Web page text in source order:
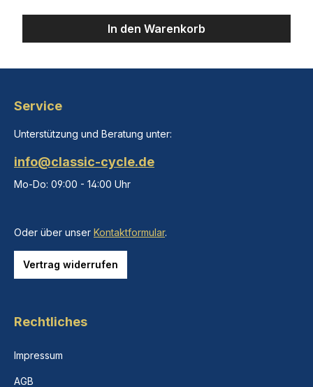
In den Warenkorb
Service
Unterstützung und Beratung unter:
info@classic-cycle.de
Mo-Do: 09:00 - 14:00 Uhr
Oder über unser Kontaktformular.
Vertrag widerrufen
Rechtliches
Impressum
AGB